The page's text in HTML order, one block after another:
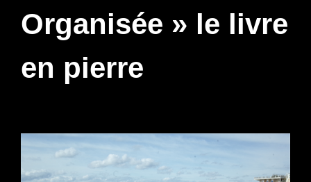
Organisée » le livre
en pierre